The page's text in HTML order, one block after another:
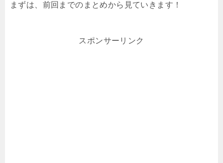
まずは、前回までのまとめから見ていきます！
スポンサーリンク